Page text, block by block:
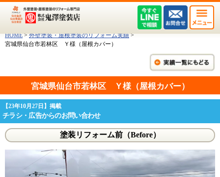
HOME > 外壁塗装・屋根塗装のリフォーム実績 >
宮城県仙台市若林区 Ｙ様（屋根カバー）
宮城県仙台市若林区 Ｙ様（屋根カバー）
【23年10月27日】掲載
チラシ・広告からのお問い合わせ
塗装リフォーム前（Before）